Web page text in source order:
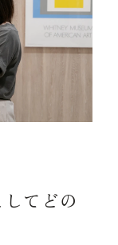
てどの